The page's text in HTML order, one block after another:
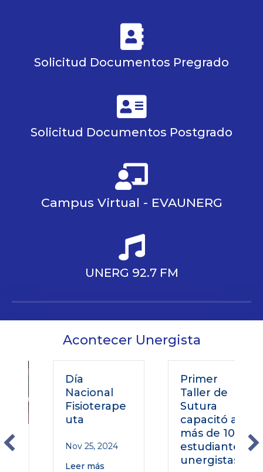
Solicitud Documentos Pregrado
Solicitud Documentos Postgrado
Campus Virtual - EVAUNERG
UNERG 92.7 FM
Acontecer Unergista
Nacional
Fisioterape
uta
Nov 25, 2024
Leer más
Primer
Taller de
Sutura
capacitó a
más de 100
estudiantes
unergistas